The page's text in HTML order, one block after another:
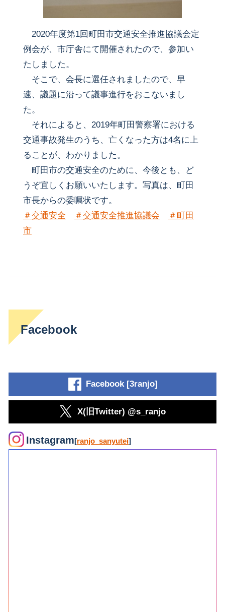
2020年度第1回町田市交通安全推進協議会定
例会が、市庁舎にて開催されたので、参加い
たしました。
そこで、会長に選任されましたので、早
速、議題に沿って議事進行をおこないまし
た。
それによると、2019年町田警察署における
交通事故発生のうち、亡くなった方は4名に上
ることが、わかりました。
町田市の交通安全のために、今後とも、ど
うぞ宜しくお願いいたします。写真は、町田
市長からの委嘱状です。
＃交通安全
＃交通安全推進協議会
＃町田
市
Facebook
Facebook [3ranjo]
X(旧Twitter) @s_ranjo
Instagram[ranjo_sanyutei]